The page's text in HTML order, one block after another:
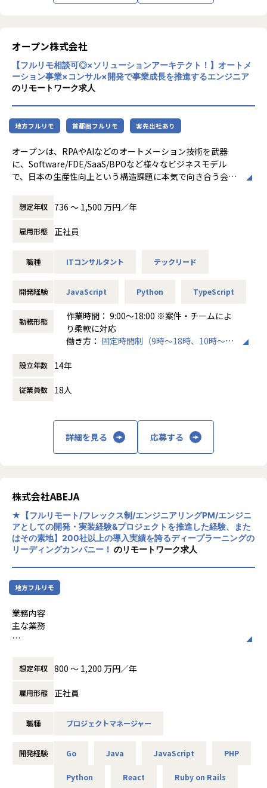
- エコシステムの構築
→ API連携による他社SaaSとの統合で、企業のDXを加速
- レガシーシステムからの移行
→ 20年以上運用されてきたオンプレ版をクラウド移行・開発
【業務の変更の範囲】
入社後は本職種に従事いただきます。
その後、ご本人の適性等により当社業務全般に変更の可能性
があります。
ンジに最前線で携わって頂くが可能です。
てコンパウンド型のSaaS（複数のプロダクトの集合体で市場
へアプローチしていく）へと発展を遂げようしています。
そのため、統合プラットフォームとしてインフラを意識した
アーキテクチャ、プロダクト間の連携やシナジーを生み出せ
る機能開発が必要不可欠であり、エンジニアとしては非常に
難易度が高くチャレンジングな環境になっています。
＃VOCMTGを定期的に実施しており、カスタマーサクセスを
際の声をプロダクトに反映させることができ、ユーザーファ
ーストの志向を持ち続けることができます。
的なチャレンジを積極的に行っているため、エンジニアとし
また、裁量が広く、やりたいことや挑戦したいことは手を挙
検討など、最上流からプロダクトに携わっていくことができ
ます。
＃リモート勤務中心、フルフレックスと、自由度高く働くこ
【業務の変更の範囲】
会社の定める範囲
- Web開発経験を活かして、AIプロダクト開発に挑戦できる
- AIエンジニアやPMと連携しながら、プロダクト開発を進め
- フロントエンド・バックエンドを横断してスキルを伸ばせ
る
- 顧客の業務課題を解決する、社会実装型の開発に関われる
- 実装者から、シニアエンジニア、リードエンジニア、テッ
クリードへと成長できる
- フルリモート・フレックスの環境で、自律的に働ける
◼️業務内容
せします。
- Next.js、React、FastAPI等を用いたフロントエンド・バッ
- LLM/RAG/画像認識/音声認識等を活用した機能開発
- Webアプリケーションのテスト、バグ修正、リファクタリ
- データベース設計、API設計、管理画面の開発
- 技術調査、ドキュメント作成、開発ナレッジの共有
- コードレビュー、設計レビューへの参加
◼️開発テーマ例
- 製造業向けAI業務支援アプリケーション
- LLM/RAGを活用したナレッジ検索・文書生成システム
- 図面・帳票・PDF・マニュアル等を扱うWebアプリケーシ
- AIエージェントを活用した業務自動化アプリケーション
- 自社AIプロダクトの管理画面・ユーザー画面・API開発
- 利用ログやユーザーフィードバックをもとにしたUI/UX改善
【業務の変更の範囲】
オープン株式会社
【フルリモ相談可◎×ソリューションアーキテクト！】オートメ
ーション事業×コンサル×開発で事業成長を推進するエンジニア
のリモートワーク求人
地方フルリモ 首都圏フルリモ 客先出社あり
オープンは、RPAやAIなどのオートメーション技術を武器
に、Software/FDE/SaaS/BPOなど様々なビジネスモデル
で、日本の生産性向上という構造課題に本気で向き合う会社
上場企業としての資本力と実績を持ちながら、組織はまだ完
成形ではありません。
整った設計図があるというより、白紙の領域が多く残ってい
る状態に近いと言えます。
山（目標）は決まっていますが、登り方は自由です。
です。
断片的な情報の中から仮説を立て、自ら動き、やり切る。
そして結果に対しては徹底的に自責で向き合う。
甘やかさないが、伴走はする。
分かれ目です。
会社を使い倒し、自分の市場価値を本気で高めたいと考えて
【募集背景】
当社では、米国Palantir Technologies社によって提唱展開
されている「FDE（Forward Deployed Engineer）」モデル
を参考に、日本国内における現場密着型FDEサービスを展開
しています。
「戦略」で終わらせない。「実装」で世界を動かす。
AIの飛躍的進化により、価値提供の前提が根底から覆る今、
ヒトに求められる役割も劇的な変化を遂げています。
り方を再定義する開拓者を求めています。
【業務概要】
「Deployment」への谷（死の谷）を乗り越える役割を期待
の経営層へのROI提示から現場への定着まで一貫してリード
「提言」で終わらない、現場常駐・即実装のスピード感：戦
プを構築・改修し、数週間で課題を直接解決する手応えを実
想定年収 736 〜 1,500 万円／年
雇用形態 正社員
職種 ITコンサルタント テックリード
開発経験 JavaScript Python TypeScript
勤務形態
作業時間： 9:00〜18:00 ※案件・チームによ
り柔軟に対応
働き方： 固定時間制（9時～18時、10時～19
時間外労働の有無： 有（月平均10時間）
設立年数 14年
従業員数 18人
詳細を見る 応募する
株式会社ABEJA
★【フルリモート/フレックス制/エンジニアリングPM/エンジニ
アとしての開発・実装経験&プロジェクトを推進した経験、また
はその素地】200社以上の導入実績を誇るディープラーニングの
リーディングカンパニー！ のリモートワーク求人
地方フルリモ
業務内容
主な業務
スコープ、スケジュール、品質、リスクの管理
技術的前提を踏まえた進行判断・調整
技術観点でのデリバリーコントロール
技術的論点の整理
ビジネスサイドPMとの協働
技術・ビジネス双方の観点を踏まえた意思決定支援
条件付きで関与する業務（希望・状況に応じて）
想定年収 800 〜 1,200 万円／年
雇用形態 正社員
職種 プロジェクトマネージャー
開発経験 Go Java JavaScript PHP
Python React Ruby on Rails